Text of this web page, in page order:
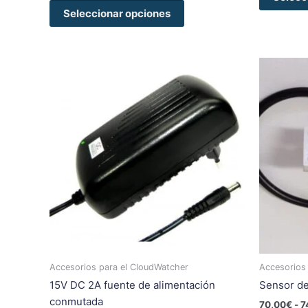
Seleccionar opciones
Accesorios para el CloudWatcher
15V DC 2A fuente de alimentación
conmutada
producto
tiene
múltiples
variantes.
Las
opciones
pueden
elegir
página
de
Accesorios
Sensor
70,00€ -